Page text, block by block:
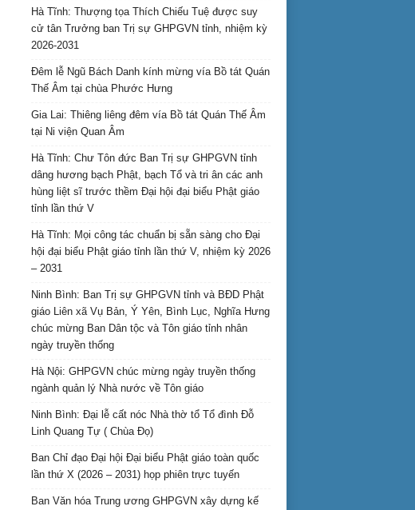
Hà Tĩnh: Thượng tọa Thích Chiếu Tuệ được suy
cử tân Trưởng ban Trị sự GHPGVN tỉnh, nhiệm kỳ
2026-2031
Đêm lễ Ngũ Bách Danh kính mừng vía Bồ tát Quán
Thế Âm tại chùa Phước Hưng
Gia Lai: Thiêng liêng đêm vía Bồ tát Quán Thế Âm
tại Ni viện Quan Âm
Hà Tĩnh: Chư Tôn đức Ban Trị sự GHPGVN tỉnh
dâng hương bạch Phật, bạch Tổ và tri ân các anh
hùng liệt sĩ trước thềm Đại hội đại biểu Phật giáo
tỉnh lần thứ V
Hà Tĩnh: Mọi công tác chuẩn bị sẵn sàng cho Đại
hội đại biểu Phật giáo tỉnh lần thứ V, nhiệm kỳ 2026
– 2031
Ninh Bình: Ban Trị sự GHPGVN tỉnh và BĐD Phật
giáo Liên xã Vụ Bản, Ý Yên, Bình Lục, Nghĩa Hưng
chúc mừng Ban Dân tộc và Tôn giáo tỉnh nhân
ngày truyền thống
Hà Nội: GHPGVN chúc mừng ngày truyền thống
ngành quản lý Nhà nước về Tôn giáo
Ninh Bình: Đại lễ cất nóc Nhà thờ tổ Tổ đình Đỗ
Linh Quang Tự ( Chùa Đọ)
Ban Chỉ đạo Đại hội Đại biểu Phật giáo toàn quốc
lần thứ X (2026 – 2031) họp phiên trực tuyến
Ban Văn hóa Trung ương GHPGVN xây dựng kế